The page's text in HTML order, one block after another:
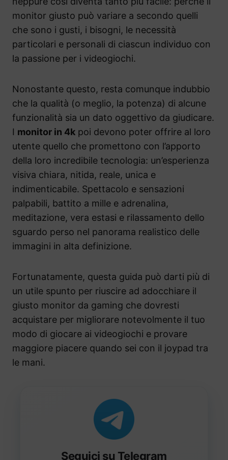
monitor giusto può variare a secondo quelli
che sono i gusti, i bisogni, le necessità
particolari e personali di ciascun individuo con
la passione per i videogiochi.
Nonostante questo, resta comunque indubbio
che la qualità (o meglio, la potenza) di alcune
funzionalità sia un dato oggettivo da giudicare.
I monitor in 4k poi devono poter offrire al loro
utente quello che promettono con l’apporto
della loro incredibile tecnologia: un’esperienza
visiva chiara, nitida, reale, unica e
indimenticabile. Spettacolo e sensazioni
palpabili, battito a mille e adrenalina,
meditazione, vera estasi e rilassamento dello
sguardo perso nel panorama realistico delle
immagini in alta definizione.
Fortunatamente, questa guida può darti più di
un utile spunto per riuscire ad adocchiare il
giusto monitor da gaming che dovresti
acquistare per migliorare notevolmente il tuo
modo di giocare ai videogiochi e provare
maggiore piacere quando sei con il joypad tra
le mani.
Seguici su Telegram